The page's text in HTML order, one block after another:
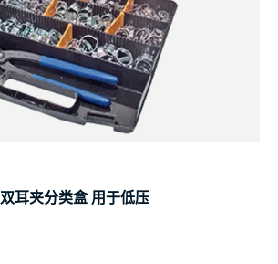
双耳夹分类盒 用于低压